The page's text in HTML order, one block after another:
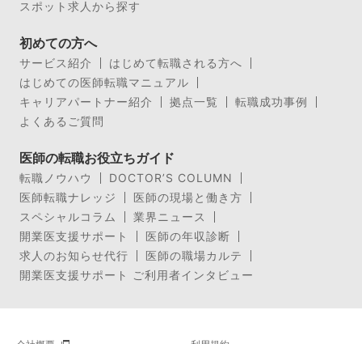
スポット求人から探す
初めての方へ
サービス紹介
はじめて転職される方へ
はじめての医師転職マニュアル
キャリアパートナー紹介
拠点一覧
転職成功事例
よくあるご質問
医師の転職お役立ちガイド
転職ノウハウ
DOCTOR’S COLUMN
医師転職ナレッジ
医師の現場と働き方
スペシャルコラム
業界ニュース
開業医支援サポート
医師の年収診断
求人のお知らせ代行
医師の職場カルテ
開業医支援サポート ご利用者インタビュー